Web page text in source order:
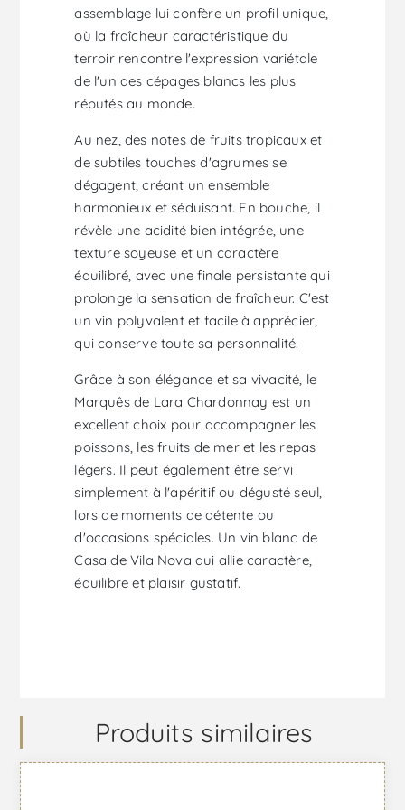
assemblage lui confère un profil unique,
où la fraîcheur caractéristique du
terroir rencontre l'expression variétale
de l'un des cépages blancs les plus
réputés au monde.
Au nez, des notes de fruits tropicaux et
de subtiles touches d'agrumes se
dégagent, créant un ensemble
harmonieux et séduisant. En bouche, il
révèle une acidité bien intégrée, une
texture soyeuse et un caractère
équilibré, avec une finale persistante qui
prolonge la sensation de fraîcheur. C'est
un vin polyvalent et facile à apprécier,
qui conserve toute sa personnalité.
Grâce à son élégance et sa vivacité, le
Marquês de Lara Chardonnay est un
excellent choix pour accompagner les
poissons, les fruits de mer et les repas
légers. Il peut également être servi
simplement à l'apéritif ou dégusté seul,
lors de moments de détente ou
d'occasions spéciales. Un vin blanc de
Casa de Vila Nova qui allie caractère,
équilibre et plaisir gustatif.
Produits similaires